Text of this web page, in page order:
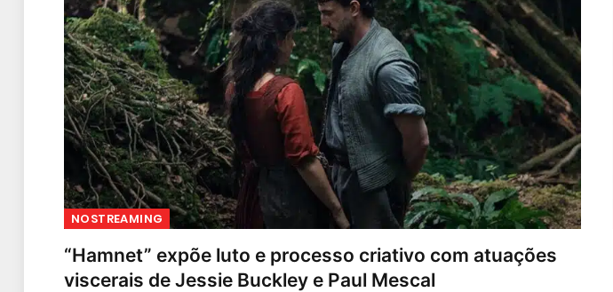
NOSTREAMING
“Hamnet” expõe luto e processo criativo com atuações
viscerais de Jessie Buckley e Paul Mescal